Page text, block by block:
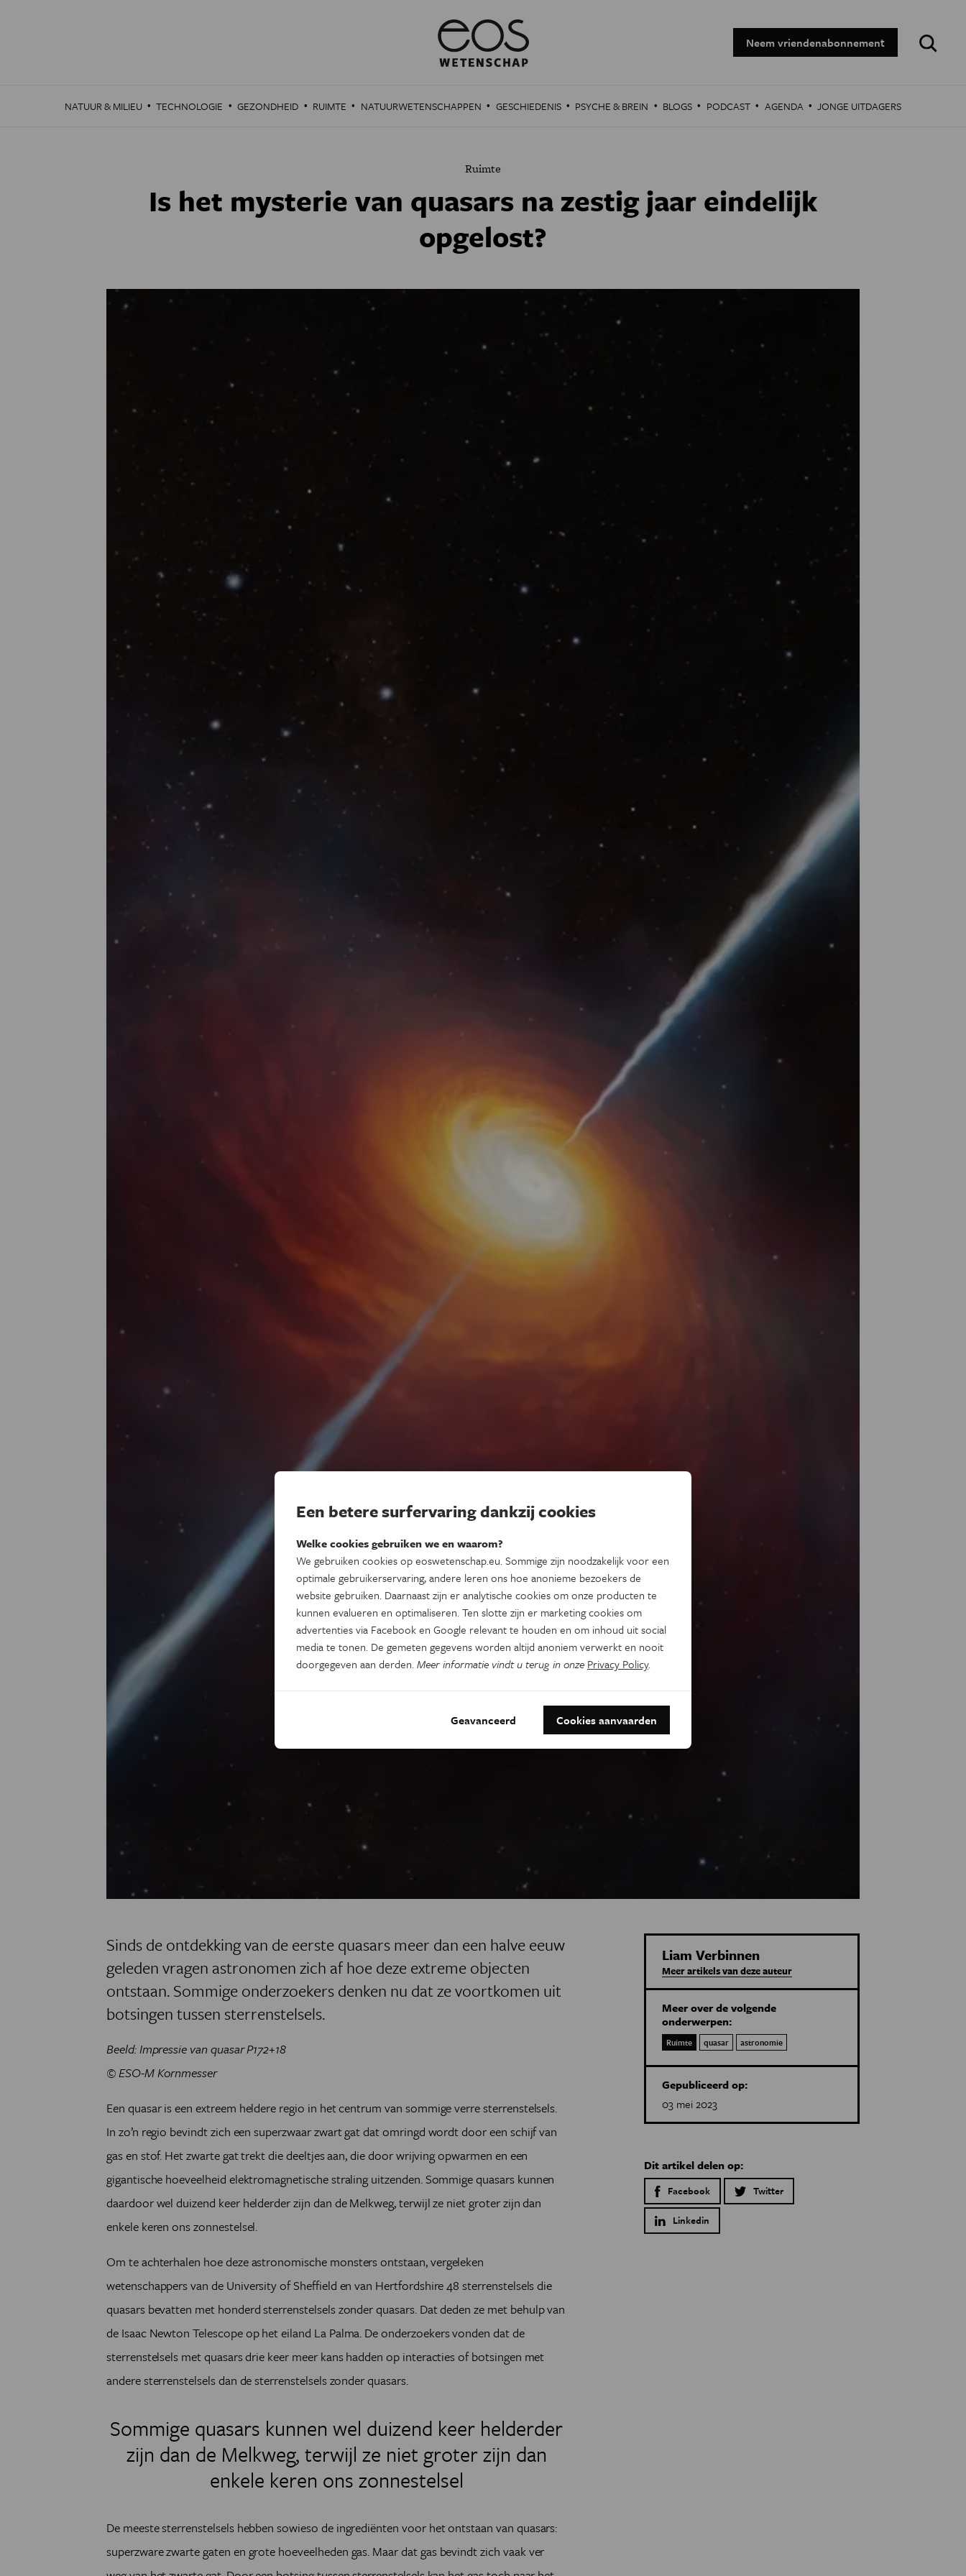
Neem vriendenabonnement
Zoeken:
NATUUR & MILIEU · TECHNOLOGIE · GEZONDHEID · RUIMTE · NATUURWETENSCHAPPEN · GESCHIEDENIS · PSYCHE & BREIN · BLOGS · PODCAST · AGENDA · JONGE UITDAGERS
Ruimte
Is het mysterie van quasars na zestig jaar eindelijk
opgelost?
Sinds de ontdekking van de eerste quasars meer dan een halve eeuw
geleden vragen astronomen zich af hoe deze extreme objecten
ontstaan. Sommige onderzoekers denken nu dat ze voortkomen uit
botsingen tussen sterrenstelsels.
Beeld: Impressie van quasar P172+18
© ESO-M Kornmesser
Een quasar is een extreem heldere regio in het centrum van sommige verre sterrenstelsels.
In zo’n regio bevindt zich een superzwaar zwart gat dat omringd wordt door een schijf van
gas en stof. Het zwarte gat trekt die deeltjes aan, die door wrijving opwarmen en een
gigantische hoeveelheid elektromagnetische straling uitzenden. Sommige quasars kunnen
daardoor wel duizend keer helderder zijn dan de Melkweg, terwijl ze niet groter zijn dan
enkele keren ons zonnestelsel.
Om te achterhalen hoe deze astronomische monsters ontstaan, vergeleken
wetenschappers van de University of Sheffield en van Hertfordshire 48 sterrenstelsels die
quasars bevatten met honderd sterrenstelsels zonder quasars. Dat deden ze met behulp van
de Isaac Newton Telescope op het eiland La Palma. De onderzoekers vonden dat de
sterrenstelsels met quasars drie keer meer kans hadden op interacties of botsingen met
andere sterrenstelsels dan de sterrenstelsels zonder quasars.
Sommige quasars kunnen wel duizend keer helderder
zijn dan de Melkweg, terwijl ze niet groter zijn dan
enkele keren ons zonnestelsel
De meeste sterrenstelsels hebben sowieso de ingrediënten voor het ontstaan van quasars:
superzware zwarte gaten en grote hoeveelheden gas. Maar dat gas bevindt zich vaak ver
Liam Verbinnen
Meer artikels van deze auteur
Meer over de volgende
onderwerpen:
Ruimte quasar astronomie
Gepubliceerd op:
03 mei 2023
Dit artikel delen op:
Facebook Twitter
Linkedin
Een betere surfervaring dankzij cookies
Welke cookies gebruiken we en waarom?
We gebruiken cookies op eoswetenschap.eu. Sommige zijn noodzakelijk voor een
optimale gebruikerservaring, andere leren ons hoe anonieme bezoekers de
website gebruiken. Daarnaast zijn er analytische cookies om onze producten te
kunnen evalueren en optimaliseren. Ten slotte zijn er marketing cookies om
advertenties via Facebook en Google relevant te houden en om inhoud uit social
media te tonen. De gemeten gegevens worden altijd anoniem verwerkt en nooit
doorgegeven aan derden.Meer informatie vindt u terug in onze Privacy Policy.
Geavanceerd Cookies aanvaarden